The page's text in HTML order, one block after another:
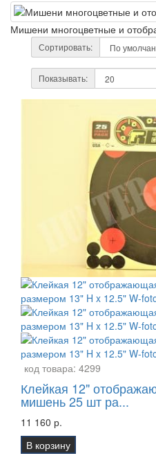
Мишени многоцветные и
Сортировать:
Показывать:
код товара: 4299
Клейкая 12"
мишень 25 шт ра...
11 160 р.
В корзину